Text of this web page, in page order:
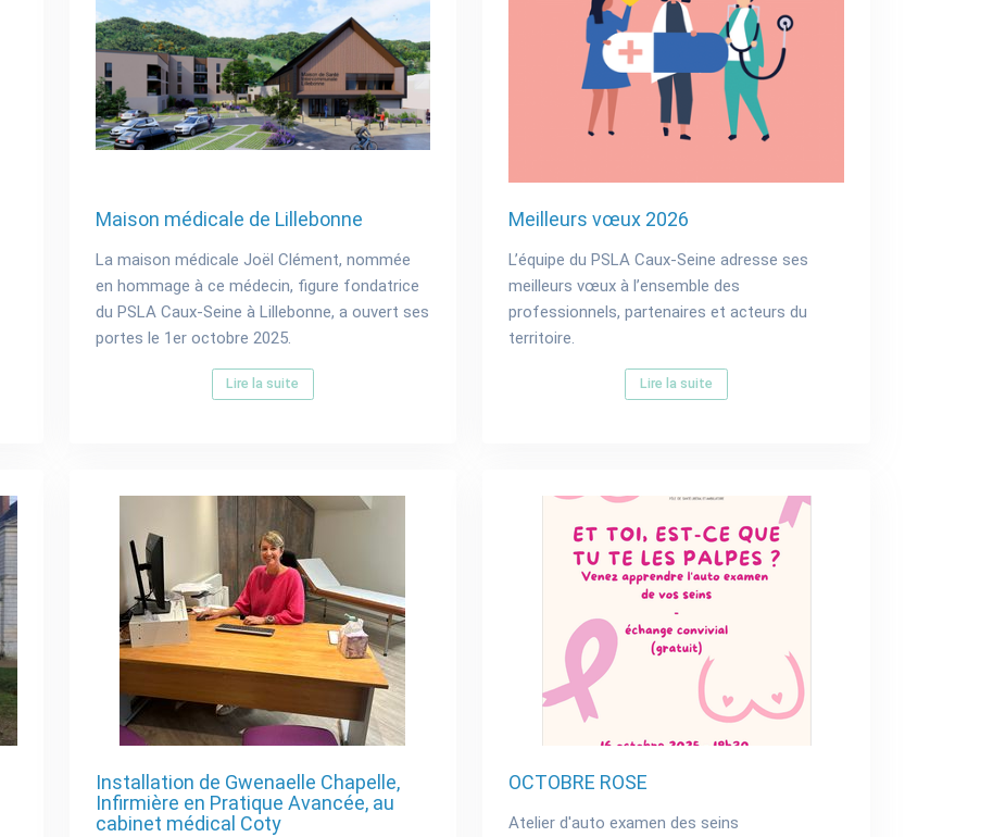
Maison médicale de Lillebonne
La maison médicale Joël Clément, nommée
en hommage à ce médecin, figure fondatrice
du PSLA Caux-Seine à Lillebonne, a ouvert ses
portes le 1er octobre 2025.
Lire la suite
Meilleurs vœux 2026
L’équipe du PSLA Caux-Seine adresse ses
meilleurs vœux à l’ensemble des
professionnels, partenaires et acteurs du
territoire.
Lire la suite
Installation de Gwenaelle Chapelle,
Infirmière en Pratique Avancée, au
cabinet médical Coty
OCTOBRE ROSE
Atelier d'auto examen des seins